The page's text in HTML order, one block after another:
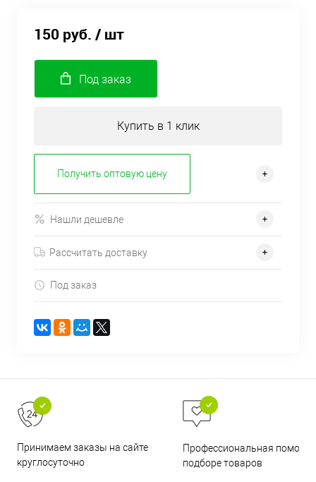
150 руб. / шт
Под заказ
Купить в 1 клик
Получить оптовую цену
Нашли дешевле
Рассчитать доставку
Под заказ
Принимаем заказы на сайте
круглосуточно
Профессиональная помощь
подборе товаров